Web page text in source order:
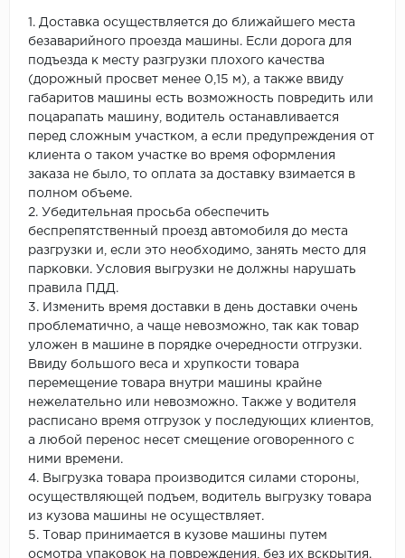
1. Доставка осуществляется до ближайшего места
безаварийного проезда машины. Если дорога для
подъезда к месту разгрузки плохого качества
(дорожный просвет менее 0,15 м), а также ввиду
габаритов машины есть возможность повредить или
поцарапать машину, водитель останавливается
перед сложным участком, а если предупреждения от
клиента о таком участке во время оформления
заказа не было, то оплата за доставку взимается в
полном объеме.
2. Убедительная просьба обеспечить
беспрепятственный проезд автомобиля до места
разгрузки и, если это необходимо, занять место для
парковки. Условия выгрузки не должны нарушать
правила ПДД.
3. Изменить время доставки в день доставки очень
проблематично, а чаще невозможно, так как товар
уложен в машине в порядке очередности отгрузки.
Ввиду большого веса и хрупкости товара
перемещение товара внутри машины крайне
нежелательно или невозможно. Также у водителя
расписано время отгрузок у последующих клиентов,
а любой перенос несет смещение оговоренного с
ними времени.
4. Выгрузка товара производится силами стороны,
осуществляющей подъем, водитель выгрузку товара
из кузова машины не осуществляет.
5. Товар принимается в кузове машины путем
осмотра упаковок на повреждения, без их вскрытия.